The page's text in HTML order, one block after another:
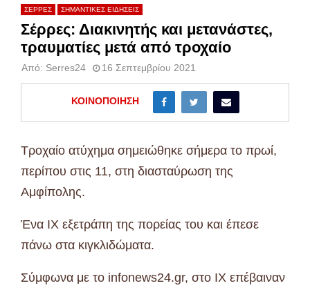
ΣΕΡΡΕΣ ΣΗΜΑΝΤΙΚΕΣ ΕΙΔΗΣΕΙΣ
Σέρρες: Διακινητής και μετανάστες,
τραυματίες μετά από τροχαίο
Από: Serres24 16 Σεπτεμβρίου 2021
ΚΟΙΝΟΠΟΊΗΣΗ
Τροχαίο ατύχημα σημειώθηκε σήμερα το πρωί,
περίπου στις 11, στη διασταύρωση της
Αμφίπολης.
Ένα ΙΧ εξετράπη της πορείας του και έπεσε
πάνω στα κιγκλιδώματα.
Σύμφωνα με το infonews24.gr, στο ΙΧ επέβαιναν